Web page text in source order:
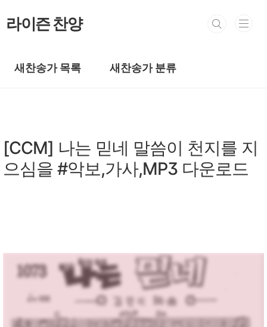
라이즌 찬양
새찬송가 목록 새찬송가 분류
[CCM] 나는 믿네 말씀이 천지를 지
으심을 #악보,가사,MP3 다운로드